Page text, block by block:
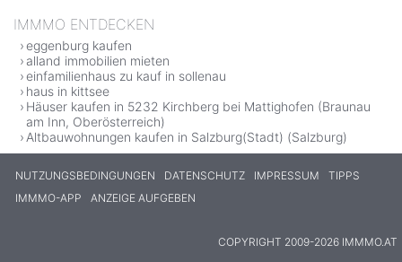
IMMMO ENTDECKEN
eggenburg kaufen
alland immobilien mieten
einfamilienhaus zu kauf in sollenau
haus in kittsee
Häuser kaufen in 5232 Kirchberg bei Mattighofen (Braunau
am Inn, Oberösterreich)
Altbauwohnungen kaufen in Salzburg(Stadt) (Salzburg)
NUTZUNGSBEDINGUNGEN DATENSCHUTZ IMPRESSUM
TIPPS
IMMMO-APP
ANZEIGE AUFGEBEN
COPYRIGHT 2009-2026 IMMMO.AT